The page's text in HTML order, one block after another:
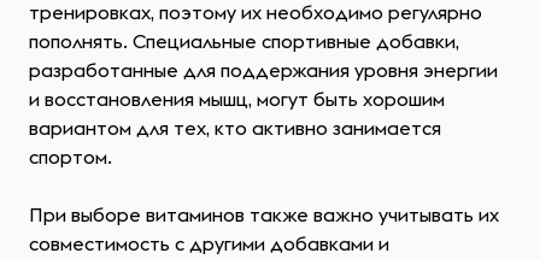
тренировках, поэтому их необходимо регулярно
пополнять. Специальные спортивные добавки,
разработанные для поддержания уровня энергии
и восстановления мышц, могут быть хорошим
вариантом для тех, кто активно занимается
спортом.
При выборе витаминов также важно учитывать их
совместимость с другими добавками и